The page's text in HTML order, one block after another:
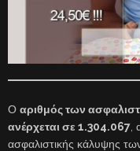
Ο αριθμός των
ανέρχεται σε 1.304.067
ασφαλιστικής κάλυψης